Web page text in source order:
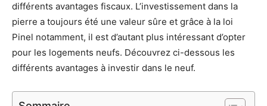
différents avantages fiscaux. L’investissement dans la
pierre a toujours été une valeur sûre et grâce à la loi
Pinel notamment, il est d’autant plus intéressant d’opter
pour les logements neufs. Découvrez ci-dessous les
différents avantages à investir dans le neuf.